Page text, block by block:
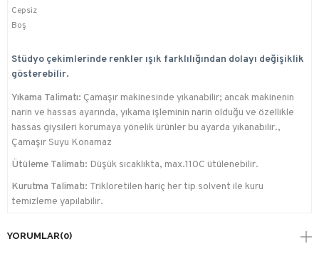
Cepsiz
Boş
Stüdyo çekimlerinde renkler ışık farklılığından dolayı değişiklik
gösterebilir.
Yıkama Talimatı: Çamaşır makinesinde yıkanabilir; ancak makinenin
narin ve hassas ayarında, yıkama işleminin narin olduğu ve özellikle
hassas giysileri korumaya yönelik ürünler bu ayarda yıkanabilir.,
Çamaşır Suyu Konamaz
Ütüleme Talimatı: Düşük sıcaklıkta, max.110C ütülenebilir.
Kurutma Talimatı: Trikloretilen hariç her tip solvent ile kuru
temizleme yapılabilir.
YORUMLAR(0)